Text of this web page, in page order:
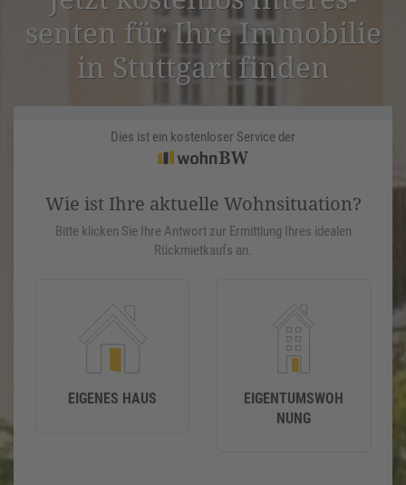
senten für Ihre Immobilie
in Stuttgart finden
Dies ist ein kostenloser Service der
Wie ist Ihre aktuelle Wohnsituation?
Bitte klicken Sie Ihre Antwort zur Ermittlung Ihres idealen
Rückmietkaufs an.
EIGENES HAUS
EIGENTUMSWOH
NUNG